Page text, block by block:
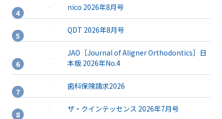
nico 2026年8月号
QDT 2026年8月号
JAO［Journal of Aligner Orthodontics］日
本版 2026年No.4
歯科保険請求2026
ザ・クインテッセンス 2026年7月号